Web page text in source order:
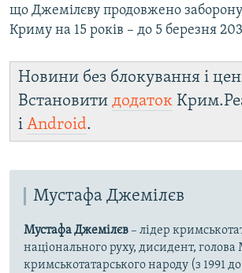
що Джемілєву продовжено заборону
Криму на 15 років – до 5 березня
Новини без блокування і
Встановити додаток
і Android.
Мустафа Джемілєв
Мустафа Джемілєв– лідер
національного руху, дисидент,
кримськотатарського народу (з 1991